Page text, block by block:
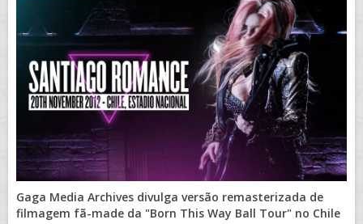
Gaga Media Archives divulga versão remasterizada de
filmagem fã-made da "Born This Way Ball Tour" no Chile